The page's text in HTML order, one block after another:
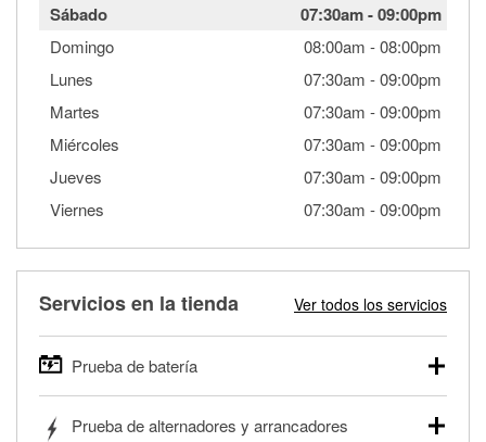
Sábado 07:30am-09:00pm
Domingo 08:00am -08:00pm
Lunes
07:30am -09:00pm
Martes
07:30am -09:00pm
Miércoles
07:30am -09:00pm
Jueves
07:30am -09:00pm
Viernes
07:30am -09:00pm
Servicios en la tienda Ver todos los servicios
Prueba de batería
autos, camionetas, SUVs, vehículos comerciales y
Prueba de alternadores y arrancadores